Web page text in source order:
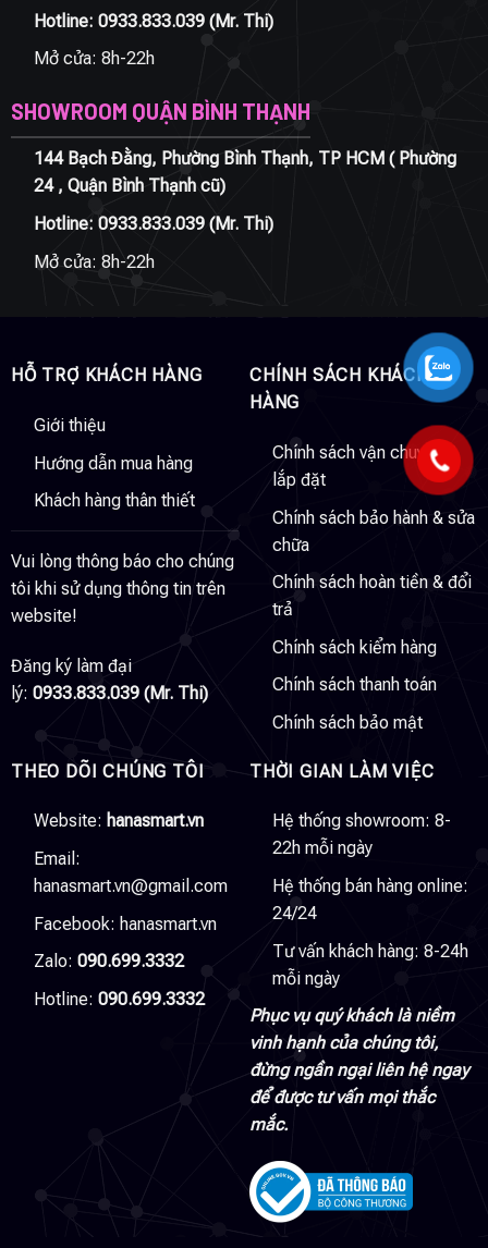
Hotline: 0933.833.039(Mr. Thi)
Mở cửa: 8h-22h
SHOWROOM QUẬN BÌNH THẠNH
144 Bạch Đằng, Phường Bình Thạnh, TP HCM ( Phường
24 , Quận Bình Thạnh cũ)
Hotline: 0933.833.039(Mr. Thi)
Mở cửa: 8h-22h
HỖ TRỢ KHÁCH HÀNG
Giới thiệu
Hướng dẫn mua hàng
Khách hàng thân thiết
Vui lòng thông báo cho chúng
tôi khi sử dụng thông tin trên
website!
Đăng ký làm đại
lý: 0933.833.039 (Mr. Thi)
CHÍNH SÁCH KHÁCH
HÀNG
Chính sách vận chuyển &
lắp đặt
Chính sách bảo hành & sửa
chữa
Chính sách hoàn tiền & đổi
trả
Chính sách kiểm hàng
Chính sách thanh toán
Chính sách bảo mật
THEO DÕI CHÚNG TÔI
Website: hanasmart.vn
Email:
hanasmart.vn@gmail.com
Facebook: hanasmart.vn
Zalo: 090.699.3332
Hotline: 090.699.3332
THỜI GIAN LÀM VIỆC
Hệ thống showroom: 8-
22h mỗi ngày
Hệ thống bán hàng online:
24/24
Tư vấn khách hàng: 8-24h
mỗi ngày
Phục vụ quý khách là niềm
vinh hạnh của chúng tôi,
đừng ngần ngại liên hệ ngay
để được tư vấn mọi thắc
mắc.